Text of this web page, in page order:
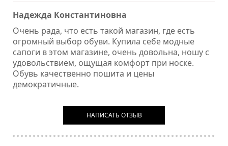
Надежда Константиновна
Очень рада, что есть такой магазин, где есть
огромный выбор обуви. Купила себе модные
сапоги в этом магазине, очень довольна, ношу с
удовольствием, ощущая комфорт при носке.
Обувь качественно пошита и цены
демократичные.
НАПИСАТЬ ОТЗЫВ